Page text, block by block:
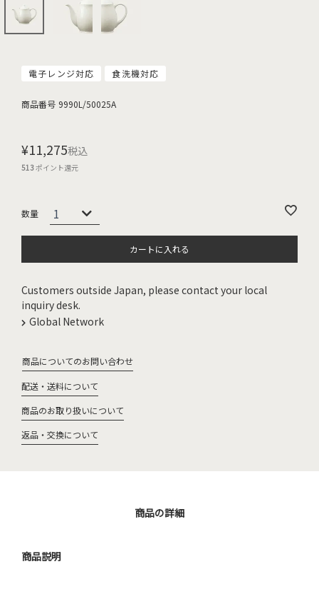
電子レンジ対応 食洗機対応
商品番号 9990L/50025A
¥11,275税込
513ポイント還元
カートに入れる
Customers outside Japan, please contact your local
inquiry desk.
Global Network
商品についてのお問い合わせ
配送・送料について
商品のお取り扱いについて
返品・交換について
商品の詳細
商品説明